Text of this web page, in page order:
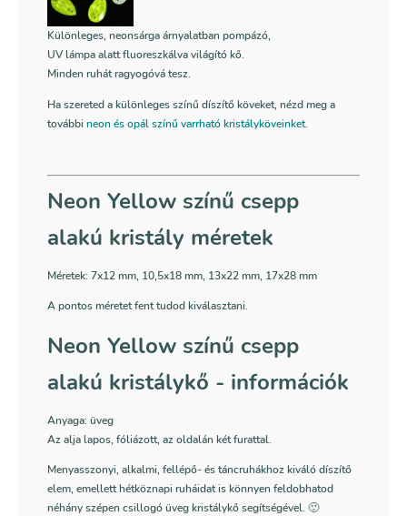
Különleges, neonsárga árnyalatban pompázó,
UV lámpa alatt fluoreszkálva világító kő.
Minden ruhát ragyogóvá tesz.
Ha szereted a különleges színű díszítő köveket, nézd meg a
további neon és opál színű varrható kristályköveinket.
Neon Yellow színű csepp
alakú kristály méretek
Méretek: 7x12 mm, 10,5x18 mm, 13x22 mm, 17x28 mm
A pontos méretet fent tudod kiválasztani.
Neon Yellow színű csepp
alakú kristálykő - információk
Anyaga: üveg
Az alja lapos, fóliázott, az oldalán két furattal.
Menyasszonyi, alkalmi, fellépő- és táncruhákhoz kiváló díszítő
elem, emellett hétköznapi ruháidat is könnyen feldobhatod
néhány szépen csillogó üveg kristálykő segítségével. 🙂